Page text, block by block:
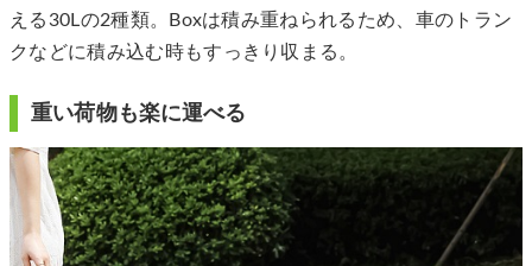
える30Lの2種類。Boxは積み重ねられるため、車のトラン
クなどに積み込む時もすっきり収まる。
重い荷物も楽に運べる